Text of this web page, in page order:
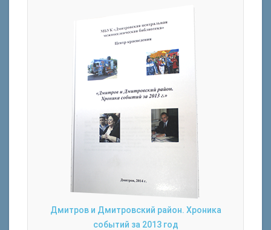
Дмитров и Дмитровский район. Хроника
событий за 2013 год